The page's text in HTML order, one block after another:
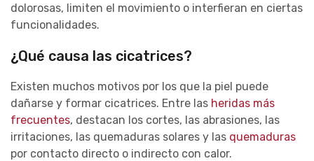
dolorosas, limiten el movimiento o interfieran en ciertas
funcionalidades.
¿Qué causa las cicatrices?
Existen muchos motivos por los que la piel puede
dañarse y formar cicatrices. Entre las heridas más
frecuentes, destacan los cortes, las abrasiones, las
irritaciones, las quemaduras solares y las quemaduras
por contacto directo o indirecto con calor.